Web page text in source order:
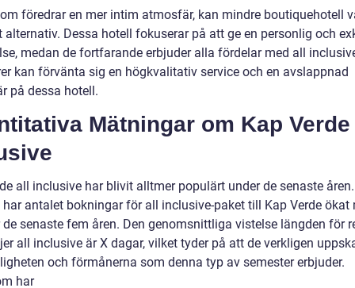
föredrar en mer intim atmosfär, kan mindre boutiquehotell
alternativ. Dessa hotell fokuserar på att ge en personlig och
medan de fortfarande erbjuder alla fördelar med all
kan förvänta sig en högkvalitativ service och en avslappnad
på dessa hotell.
Mätningar om Kap
all inclusive har blivit alltmer populärt under de senaste
antalet bokningar för all inclusive-paket till Kap Verde ökat
de senaste fem åren. Den genomsnittliga vistelse längden för
all inclusive är X dagar, vilket tyder på att de verkligen
och förmånerna som denna typ av semester erbjuder.
har